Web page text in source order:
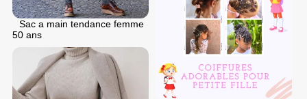
Sac a main tendance femme
50 ans